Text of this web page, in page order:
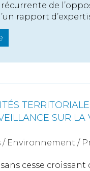
de
rapport
SUR LA
/ Environnement /
cesse croissant